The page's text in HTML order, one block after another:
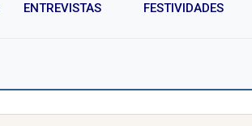
ENTREVISTAS FESTIVIDADES